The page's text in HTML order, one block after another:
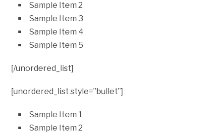
Sample Item 2
Sample Item 3
Sample Item 4
Sample Item 5
[/unordered_list]
[unordered_list style=”bullet”]
Sample Item 1
Sample Item 2